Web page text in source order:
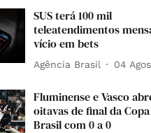
SUS terá 100 mil
teleatendimentos
vício em bets
Agência Brasil 04
Fluminense e Vasco
oitavas de final da
Brasil com 0 a 0